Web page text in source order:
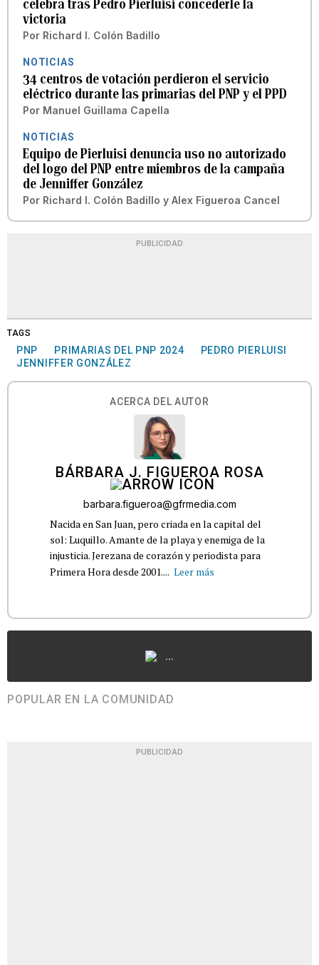
celebra tras Pedro Pierluisi concederle la
victoria
Por Richard I. Colón Badillo
NOTICIAS
34 centros de votación perdieron el servicio
eléctrico durante las primarias del PNP y el PPD
Por Manuel Guillama Capella
NOTICIAS
Equipo de Pierluisi denuncia uso no autorizado
del logo del PNP entre miembros de la campaña
de Jenniffer González
Por Richard I. Colón Badillo y Alex Figueroa Cancel
PUBLICIDAD
TAGS
PNP PRIMARIAS DEL PNP 2024
PEDRO PIERLUISI
JENNIFFER GONZÁLEZ
ACERCA DEL AUTOR
BÁRBARA J. FIGUEROA ROSA
barbara.figueroa@gfrmedia.com
Nacida en San Juan, pero criada en la capital del
sol: Luquillo. Amante de la playa y enemiga de la
injusticia. Jerezana de corazón y periodista para
Primera Hora desde 2001.... Leer más
...
POPULAR EN LA COMUNIDAD
PUBLICIDAD